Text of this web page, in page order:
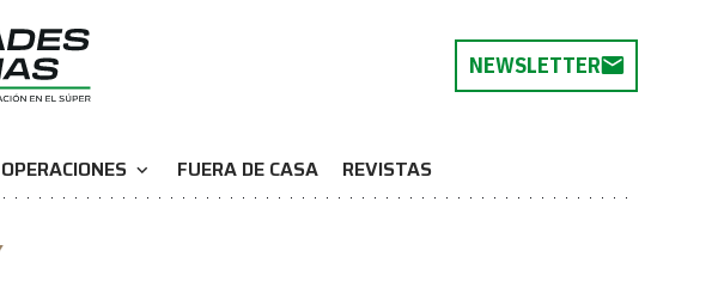
NEWSLETTER
OPERACIONES expand_more FUERA DE CASA REVISTAS